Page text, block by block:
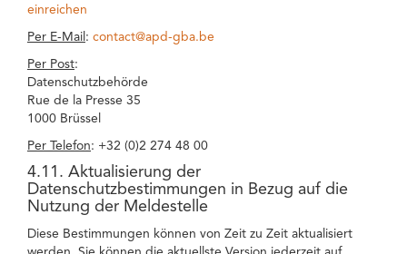
einreichen
Per E-Mail : contact@apd-gba.be
Per Post:
Datenschutzbehörde
Rue de la Presse 35
1000 Brüssel
Per Telefon: +32 (0)2 274 48 00
4.11. Aktualisierung der
Datenschutzbestimmungen in Bezug auf die
Nutzung der Meldestelle
Diese Bestimmungen können von Zeit zu Zeit aktualisiert